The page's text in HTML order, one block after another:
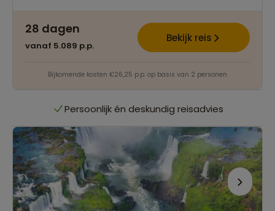
28 dagen
vanaf 5.089 p.p.
Bekijk reis
Bijkomende kosten €26,25 p.p. op basis van 2 personen
Het grootste reisaanbod
Het grootste reisaanbod
Persoonlijk én deskundig reisadvies